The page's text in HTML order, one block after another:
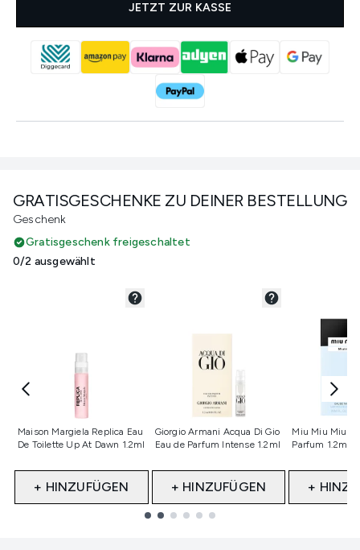
GRATISGESCHENKE ZU DEINER BESTELLUNG
Geschenk
Gratisgeschenk freigeschaltet
0/2 ausgewählt
Maison Margiela Replica Eau
De Toilette Up At Dawn 1.2ml
Nicht ausgewählt
+ HINZUFÜGEN
Giorgio Armani Acqua Di Gio
Eau de Parfum Intense 1.2ml
Nicht ausgewählt
+ HINZUFÜGEN
Miu Miu
Parfum 1.2ml
Nicht
+
JETZT ZUR KASSE